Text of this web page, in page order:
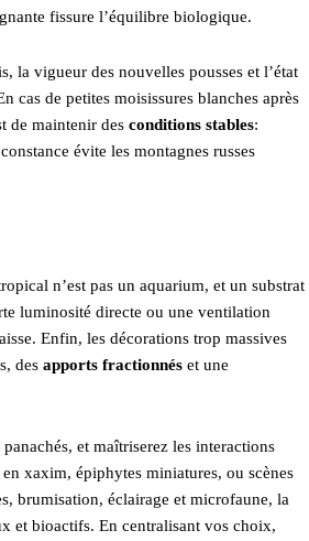
fissure l’équilibre biologique.
la vigueur des nouvelles pousses et l’état
cas de petites moisissures blanches après
de maintenir des conditions stables:
évite les montagnes russes
n’est pas un aquarium, et un substrat
luminosité directe ou une ventilation
Enfin, les décorations trop massives
des apports fractionnés et une
et maîtriserez les interactions
xaxim, épiphytes miniatures, ou scènes
brumisation, éclairage et microfaune, la
et bioactifs. En centralisant vos choix,